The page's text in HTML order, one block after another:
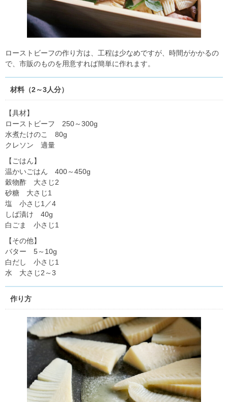
ローストビーフの作り方は、工程は少なめですが、時間がかかるの
で、市販のものを用意すれば簡単に作れます。
材料（2～3人分）
【具材】
ローストビーフ 250～300g
水煮たけのこ 80g
クレソン 適量
【ごはん】
温かいごはん 400～450g
穀物酢 大さじ2
砂糖 大さじ1
塩 小さじ1／4
しば漬け 40g
白ごま 小さじ1
【その他】
バター 5～10g
白だし 小さじ1
水 大さじ2～3
作り方